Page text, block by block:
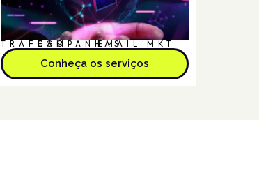
TRÁFEGOCAMPANHASEMAIL MKT
Conheça os serviços